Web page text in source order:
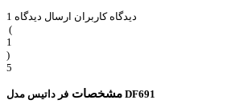
1 دیدگاه کاربران ارسال دیدگاه
(
1
)
5
مشخصات فر داتیس مدل DF691